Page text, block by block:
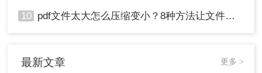
压缩前备份：
在压缩PDF文件之前，请务必备
10 pdf文件太大怎么压缩变小？8种方法让文件轻松"瘦身"！
最新文章 更多 >